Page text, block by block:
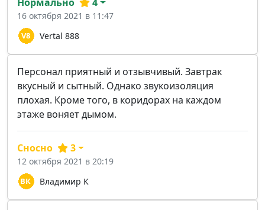
Vertal 888
16 октября 2021 в 11:47
Персонал приятный и отзывчивый. Завтрак
вкусный и сытный. Однако звукоизоляция
плохая. Кроме того, в коридорах на каждом
этаже воняет дымом.
Владимир К
Сносно 3
12 октября 2021 в 20:19